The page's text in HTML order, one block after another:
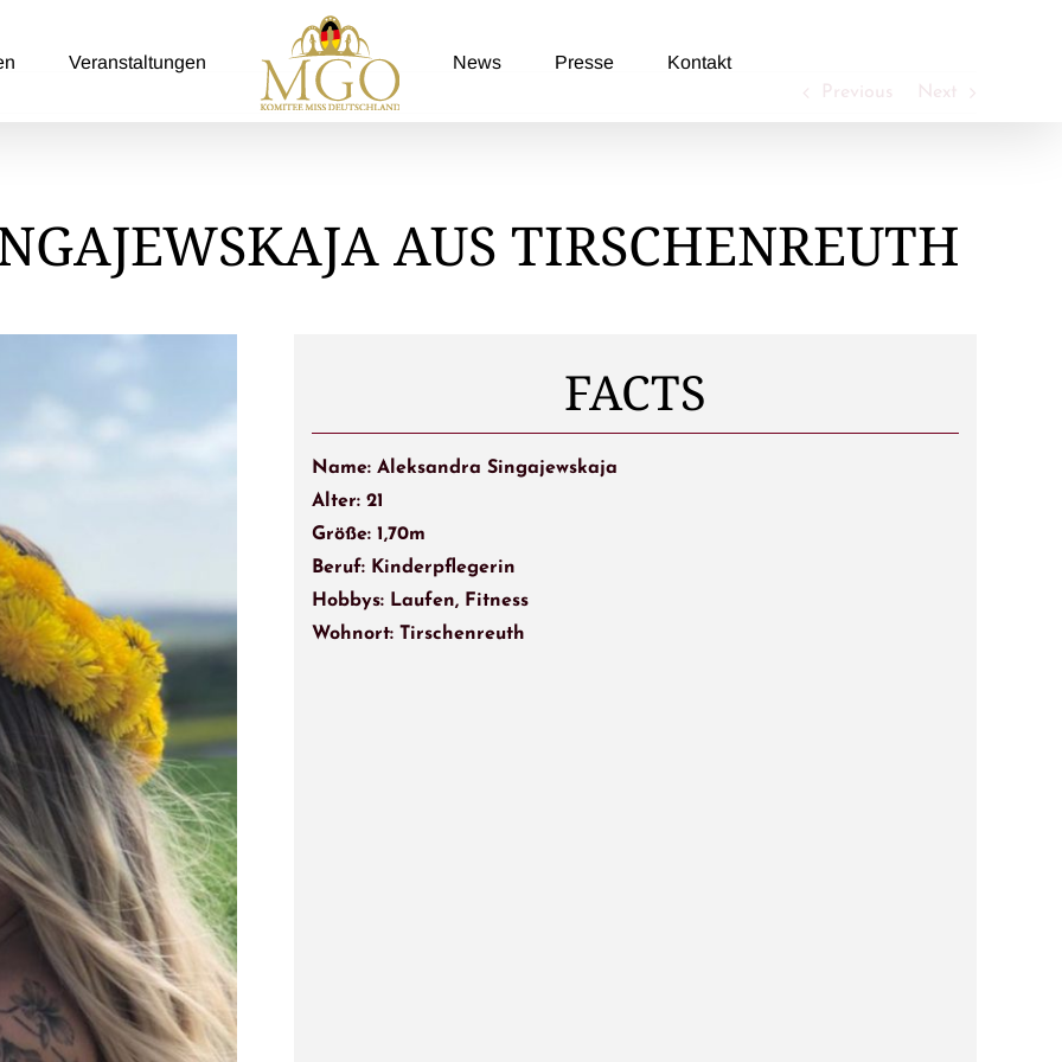
Veranstaltungen News Presse Kontakt
Previous Next
AUS TIRSCHENREUTH
FACTS
Name: Aleksandra Singajewskaja
Alter: 21
Größe: 1,70m
Beruf: Kinderpflegerin
Hobbys: Laufen, Fitness
Wohnort: Tirschenreuth